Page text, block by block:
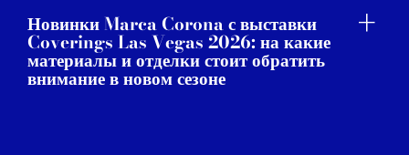
Новинки Marca Corona с выставки
Coverings Las Vegas 2026: на какие
материалы и отделки стоит обратить
внимание в новом сезоне